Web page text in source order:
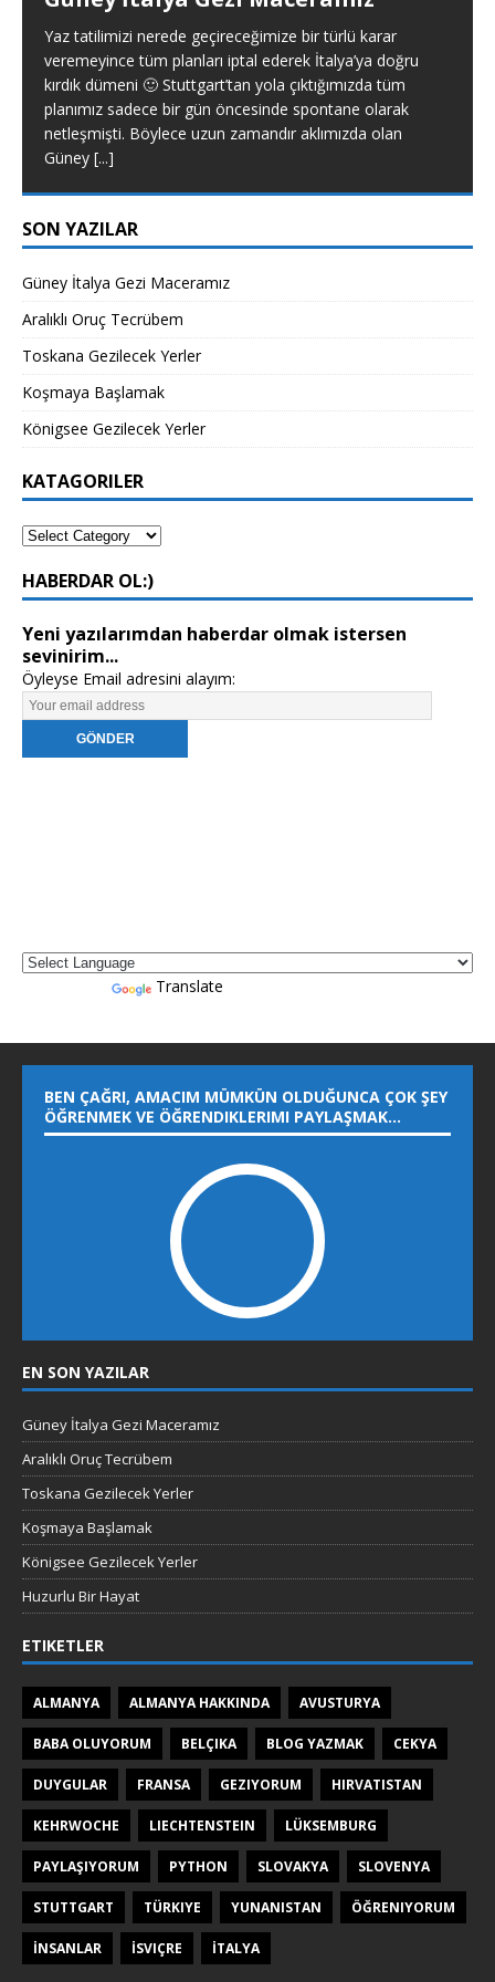
Yaz tatilimizi nerede geçireceğimize bir türlü karar
veremeyince tüm planları iptal ederek İtalya’ya doğru
kırdık dümeni 🙂 Stuttgart’tan yola çıktığımızda tüm
planımız sadece bir gün öncesinde spontane olarak
netleşmişti. Böylece uzun zamandır aklımızda olan
Güney [...]
SON YAZILAR
Güney İtalya Gezi Maceramız
Aralıklı Oruç Tecrübem
Toskana Gezilecek Yerler
Koşmaya Başlamak
Königsee Gezilecek Yerler
KATAGORILER
HABERDAR OL:)
Yeni yazılarımdan haberdar olmak istersen
sevinirim...
Öyleyse Email adresini alayım:
Translate
BEN ÇAĞRI, AMACIM MÜMKÜN OLDUĞUNCA ÇOK ŞEY
ÖĞRENMEK VE ÖĞRENDIKLERIMI PAYLAŞMAK…
EN SON YAZILAR
Güney İtalya Gezi Maceramız
Aralıklı Oruç Tecrübem
Toskana Gezilecek Yerler
Koşmaya Başlamak
Königsee Gezilecek Yerler
Huzurlu Bir Hayat
ETIKETLER
ALMANYA ALMANYA HAKKINDA AVUSTURYA
BABA OLUYORUM BELÇIKA BLOG YAZMAK CEKYA
DUYGULAR FRANSA GEZIYORUM HIRVATISTAN
KEHRWOCHE LIECHTENSTEIN LÜKSEMBURG
PAYLAŞIYORUM PYTHON SLOVAKYA SLOVENYA
STUTTGART TÜRKIYE YUNANISTAN ÖĞRENIYORUM
İNSANLAR İSVIÇRE İTALYA